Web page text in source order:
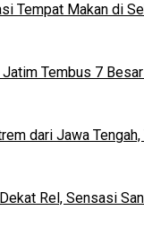
Tempat Makan di
Tembus 7
dari Jawa
Rel, Sensasi